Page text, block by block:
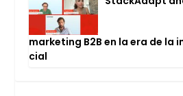
mar­ke­ting B2B en la era de
cial